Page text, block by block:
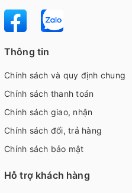
Thông tin
Chính sách và quy định chung
Chính sách thanh toán
Chính sách giao, nhận
Chính sách đổi, trả hàng
Chính sách bảo mật
Hỗ trợ khách hàng